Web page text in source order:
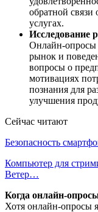
обратной связи
услугах.
Исследование
Онлайн-опросы
рынок и
вопросы о
мотивациях
познания для
улучшения
Сейчас читают
Безопасность
Компьютер для
Ветер…
Когда онлайн-
Хотя онлайн-опросы